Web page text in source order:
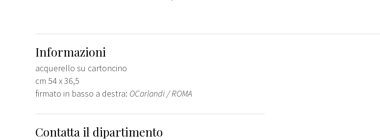
Informazioni
acquerello su cartoncino
cm 54 x 36,5
firmato in basso a destra: OCarlandi / ROMA
Contatta il dipartimento